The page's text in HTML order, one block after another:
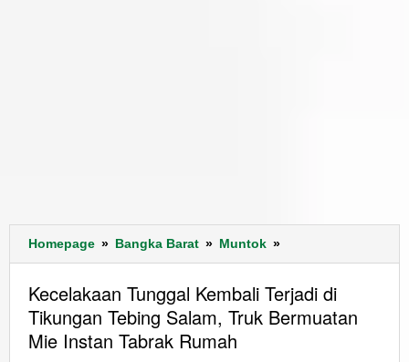
Homepage » Bangka Barat » Muntok »
Tunggal
Terjadi
di
Kecelakaan Tunggal Kembali Terjadi di
Tikungan Tebing Salam, Truk Bermuatan
Mie Instan Tabrak Rumah